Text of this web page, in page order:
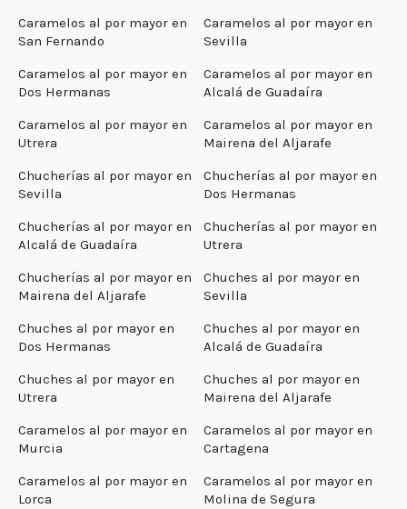
Caramelos al por mayor en
San Fernando
Caramelos al por mayor en
Sevilla
Caramelos al por mayor en
Dos Hermanas
Caramelos al por mayor en
Alcalá de Guadaíra
Caramelos al por mayor en
Utrera
Caramelos al por mayor en
Mairena del Aljarafe
Chucherías al por mayor en
Sevilla
Chucherías al por mayor en
Dos Hermanas
Chucherías al por mayor en
Alcalá de Guadaíra
Chucherías al por mayor en
Utrera
Chucherías al por mayor en
Mairena del Aljarafe
Chuches al por mayor en
Sevilla
Chuches al por mayor en
Dos Hermanas
Chuches al por mayor en
Alcalá de Guadaíra
Chuches al por mayor en
Utrera
Chuches al por mayor en
Mairena del Aljarafe
Caramelos al por mayor en
Murcia
Caramelos al por mayor en
Cartagena
Caramelos al por mayor en
Lorca
Caramelos al por mayor en
Molina de Segura